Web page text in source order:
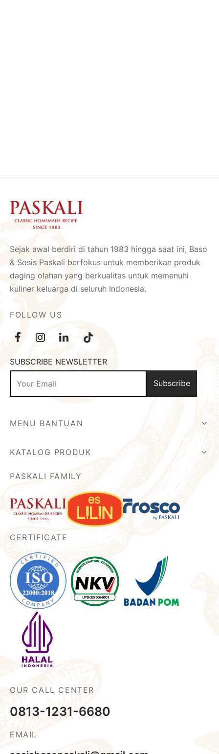
Sejak awal berdiri di tahun 1983 hingga saat ini, Baso
& Sosis Paskali berfokus untuk memberikan produk
daging olahan yang berkualitas untuk memenuhi
kuliner keluarga di seluruh Indonesia.
FOLLOW US
SUBSCRIBE NEWSLETTER
MENU BANTUAN
KATALOG PRODUK
PASKALI FAMILY
CERTIFICATE
OUR CALL CENTER
0813-1231-6680
EMAIL